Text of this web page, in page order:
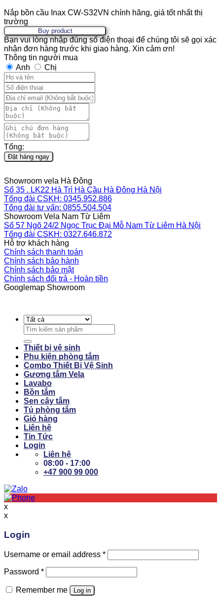
Nắp bồn cầu Inax CW-S32VN chính hãng, giá tốt nhất thị
trường
Buy product
Bạn vui lòng nhập đúng số điện thoại để chúng tôi sẽ gọi xác
nhận đơn hàng trước khi giao hàng. Xin cảm ơn!
Thông tin người mua
Anh
Chị
Tổng:
Đặt hàng ngay
Showroom vela Hà Đông
Số 35 . LK22 Hà Trì Hà Cầu Hà Đông Hà Nội
Tổng đài CSKH: 0345.952.886
Tổng đài tư vấn: 0855.504.504
Showroom Vela Nam Từ Liêm
Số 57 Ngõ 24/2 Ngọc Trục Đại Mỗ Nam Từ Liêm Hà Nội
Tổng đài CSKH: 0327.646.872
Hỗ trợ khách hàng
Chính sách thanh toán
Chính sách bảo hành
Chính sách bảo mật
Chính sách đổi trả - Hoàn tiền
Googlemap Showroom
Search
for:
Thiết bị vệ sinh
Phụ kiện phòng tắm
Combo Thiết Bị Vệ Sinh
Gương tắm Vela
Lavabo
Bồn tắm
Sen cây tắm
Tủ phòng tắm
Giỏ hàng
Liên hệ
Tin Tức
Login
Liên hệ
08:00 - 17:00
+47 900 99 000
x
x
Login
Username or email address *
Password *
Remember me Log in